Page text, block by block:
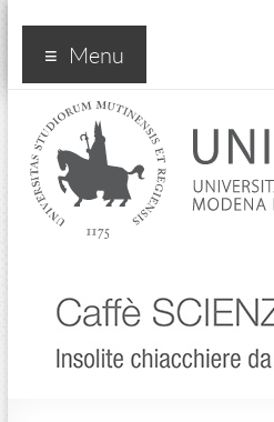
CaffeScienza
Menu